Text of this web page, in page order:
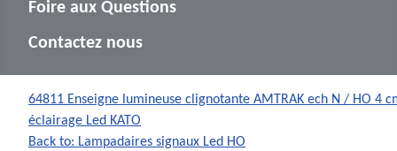
Foire aux Questions
Contactez nous
64811 Enseigne lumineuse clignotante AMTRAK ech N / HO 4
éclairage Led KATO
Back to: Lampadaires signaux Led HO